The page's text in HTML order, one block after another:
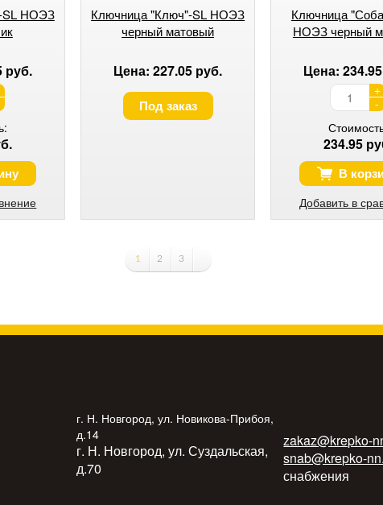
SL НОЭЗ
руб.
Ключница "Ключ"-SL НОЭЗ
черный матовый
Цена: 227.05 руб.
Под заказ
Ключница
НОЭЗ черный
Цена:
+
-
234.95
В
Добавить в
1 2 3
г. Н. Новгород, ул. Новикова-Прибоя,
д.14
г. Н. Новгород, ул. Суздальская,
д.70
zakaz@krepko-
snab@krepko-
снабжения